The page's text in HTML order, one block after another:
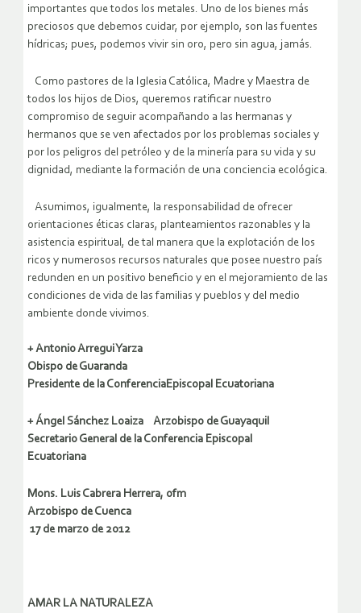
importantes que todos los metales. Uno de los bienes más
preciosos que debemos cuidar, por ejemplo, son las fuentes
hídricas; pues, podemos vivir sin oro, pero sin agua, jamás.
Como pastores de la Iglesia Católica, Madre y Maestra de
todos los hijos de Dios, queremos ratificar nuestro
compromiso de seguir acompañando a las hermanas y
hermanos que se ven afectados por los problemas sociales y
por los peligros del petróleo y de la minería para su vida y su
dignidad, mediante la formación de una conciencia ecológica.
Asumimos, igualmente, la responsabilidad de ofrecer
orientaciones éticas claras, planteamientos razonables y la
asistencia espiritual, de tal manera que la explotación de los
ricos y numerosos recursos naturales que posee nuestro país
redunden en un positivo beneficio y en el mejoramiento de las
condiciones de vida de las familias y pueblos y del medio
ambiente donde vivimos.
+ Antonio Arregui Yarza
Obispo de Guaranda
Presidente de la ConferenciaEpiscopal Ecuatoriana
+ Ángel Sánchez Loaiza Arzobispo de Guayaquil
Secretario General de la Conferencia Episcopal
Ecuatoriana
Mons. Luis Cabrera Herrera, ofm
Arzobispo de Cuenca
17 de marzo de 2012
AMAR LA NATURALEZA